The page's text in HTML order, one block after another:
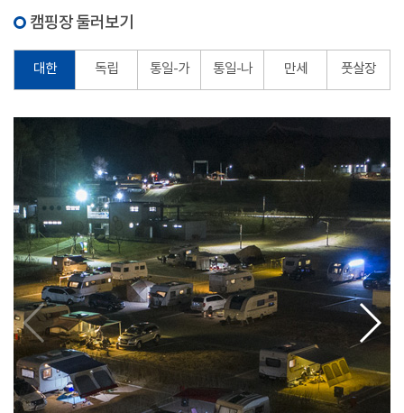
캠핑장 둘러보기
대한 독립 통일-가 통일-나 만세 풋살장